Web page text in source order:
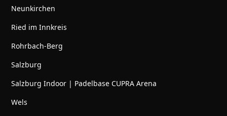
Neunkirchen
Ried im Innkreis
Rohrbach-Berg
Salzburg
Salzburg Indoor | Padelbase CUPRA Arena
Wels